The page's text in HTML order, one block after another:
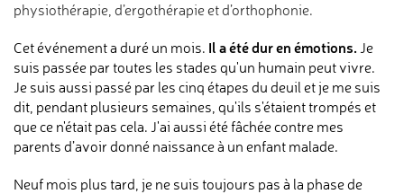
physiothérapie, d’ergothérapie et d’orthophonie.
Cet événement a duré un mois. Il a été dur en émotions. Je
suis passée par toutes les stades qu'un humain peut vivre.
Je suis aussi passé par les cinq étapes du deuil et je me suis
dit, pendant plusieurs semaines, qu'ils s'étaient trompés et
que ce n'était pas cela. J'ai aussi été fâchée contre mes
parents d’avoir donné naissance à un enfant malade.
Neuf mois plus tard, je ne suis toujours pas à la phase de